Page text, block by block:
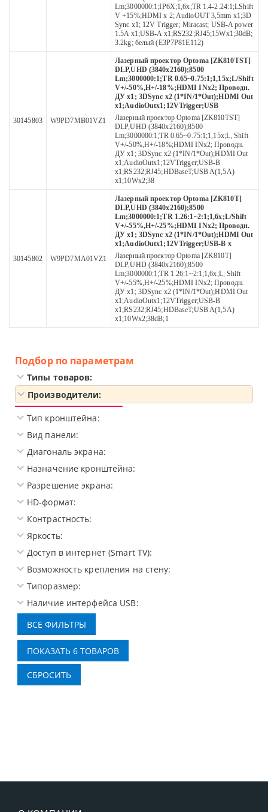
Lm;3000000:1;IP6X;1,6x;TR 1.4-2.24:1;LShift
V +15%;HDMI x 2; AudioOUT 3,5mm x1;3D
Sync x1; 12V Trigger; Miracast; USB-A power
1.5A x1;USB-A x1;RS232;RJ45;15Wx1;30dB;
3.2kg; белый (E3P7P81E112)
30145803 W9PD7MB01VZ1
Лазерный проектор Optoma [ZK810TST]
DLP,UHD (3840x2160);8500
Lm;3000000:1;TR 0.65~0.75:1;1,15x;L/Shift
V+/-50%,H+/-18%;HDMI INx2; Проводн.
ДУ х1; 3DSync x2 (1*IN/1*Out);HDMI Out
x1;AudioOutx1;12VTrigger;USB
Лазерный проектор Optoma [ZK810TST]
DLP,UHD (3840x2160);8500
Lm;3000000:1;TR 0.65~0.75:1;1,15x;L, Shift
V+/-50%,H+/-18%;HDMI INx2; Проводн.
ДУ х1; 3DSync x2 (1*IN/1*Out);HDMI Out
x1;AudioOutx1;12VTrigger;USB-B
x1;RS232;RJ45;HDBaseT;USB A(1,5A)
x1;10Wx2;38
30145802 W9PD7MA01VZ1
Лазерный проектор Optoma [ZK810T]
DLP,UHD (3840x2160);8500
Lm;3000000:1;TR 1.26:1~2:1;1,6x;L/Shift
V+/-55%,H+/-25%;HDMI INx2; Проводн.
ДУ х1; 3DSync x2 (1*IN/1*Out);HDMI Out
x1;AudioOutx1;12VTrigger;USB-B x
Лазерный проектор Optoma [ZK810T]
DLP,UHD (3840x2160);8500
Lm;3000000:1;TR 1.26:1~2:1;1,6x;L, Shift
V+/-55%,H+/-25%;HDMI INx2; Проводн.
ДУ х1; 3DSync x2 (1*IN/1*Out);HDMI Out
x1;AudioOutx1;12VTrigger;USB-B
x1;RS232;RJ45;HDBaseT;USB A(1,5A)
x1;10Wx2;38dB;1
Подбор по параметрам
Типы товаров:
Производители:
Тип кронштейна:
Вид панели:
Диагональ экрана:
Назначение кронштейна:
Разрешение экрана:
HD-формат:
Контрастность:
Яркость:
Доступ в интернет (Smart TV):
Возможность крепления на стену:
Типоразмер:
Наличие интерфейса USB: